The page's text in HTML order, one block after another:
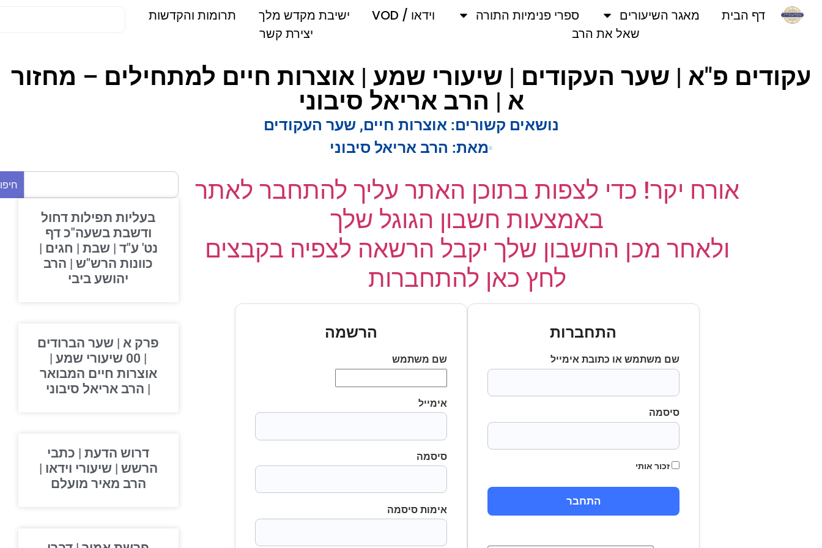
דף הבית מאגר השיעורים ספרי פנימיות התורה וידאו / VOD ישיבת מקדש מלך
תרומות והקדשות
שאל את הרב
יצירת קשר
פ"א | שער העקודים | שיעורי שמע | אוצרות חיים למתחילים – מחזור
א | הרב אריאל סיבוני
נושאים קשורים: אוצרות חיים,שער העקודים
מאת:הרב אריאל סיבוני
אורח יקר! כדי לצפות בתוכן האתר עליך להתחבר לאתר
באמצעות חשבון הגוגל שלך
ולאחר מכן החשבון שלך יקבל הרשאה לצפיה בקבצים
לחץ כאן להתחברות
התחברות
שם משתמש או כתובת אימייל
סיסמה
זכור אותי
הרשמה
שם משתמש
אימייל
סיסמה
אימות סיסמה
חיפוש
בעליות תפילות דחול
ודשבת בשעה"כ דף
נט' ע"ד | שבת | חגים |
כוונות הרש"ש | הרב
יהושע ביבי
פרק א | שער הברודים
| 00 שיעורי שמע |
אוצרות חיים המבואר
| הרב אריאל סיבוני
דרוש הדעת | כתבי
הרשש | שיעורי וידאו |
הרב מאיר מועלם